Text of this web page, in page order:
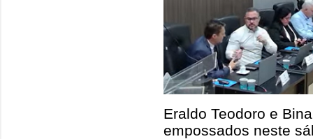
Eraldo Teodoro e
empossados neste